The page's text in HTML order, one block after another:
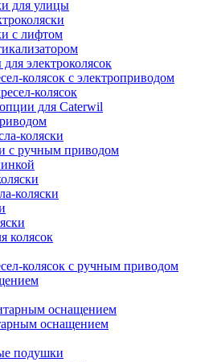
для улицы
с лифтом
электроколясок
колясок с электроприводом
колясок
для Caterwil
коляски
с ручным приводом
коляски
колясок
колясок с ручным приводом
оснащением
оснащением
подушки